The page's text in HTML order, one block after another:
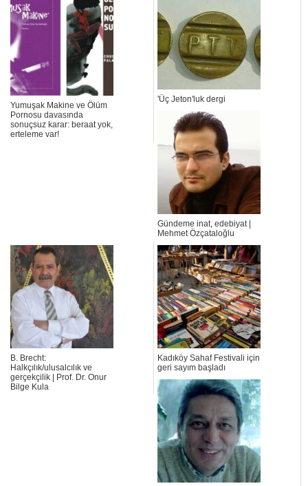
Yumuşak Makine ve Ölüm
Pornosu davasında
sonuçsuz karar: beraat yok,
erteleme var!
'Üç Jeton'luk dergi
Gündeme inat, edebiyat |
Mehmet Özçataloğlu
B. Brecht:
Halkçılık/ulusalcılık ve
gerçekçilik | Prof. Dr. Onur
Bilge Kula
Kadıköy Sahaf Festivali için
geri sayım başladı